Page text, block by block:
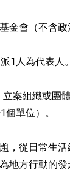
金會（不含政
1人為代表人。
案組織或團體
單位）。
，從日常生活
地方行動的發